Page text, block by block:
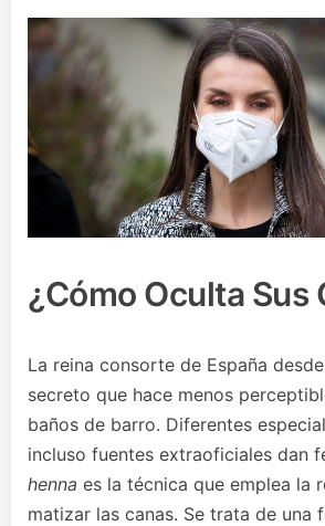
¿Cómo Oculta Sus
La reina consorte de España
secreto que hace menos
baños de barro. Diferentes
incluso fuentes extraoficiales dan
henna es la técnica que emplea la
matizar las canas. Se trata de una